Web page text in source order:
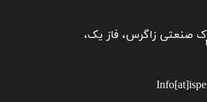
صنعتی زاگرس، فاز یک،